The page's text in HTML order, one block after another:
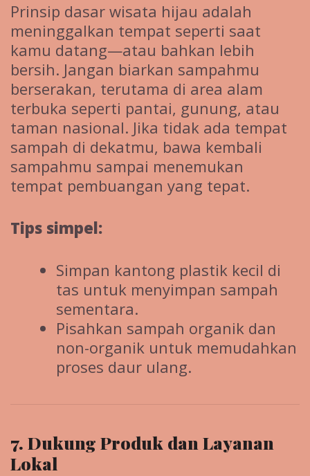
Prinsip dasar wisata hijau adalah
meninggalkan tempat seperti saat
kamu datang—atau bahkan lebih
bersih. Jangan biarkan sampahmu
berserakan, terutama di area alam
terbuka seperti pantai, gunung, atau
taman nasional. Jika tidak ada tempat
sampah di dekatmu, bawa kembali
sampahmu sampai menemukan
tempat pembuangan yang tepat.
Tips simpel:
Simpan kantong plastik kecil di
tas untuk menyimpan sampah
sementara.
Pisahkan sampah organik dan
non-organik untuk memudahkan
proses daur ulang.
7. Dukung Produk dan Layanan
Lokal